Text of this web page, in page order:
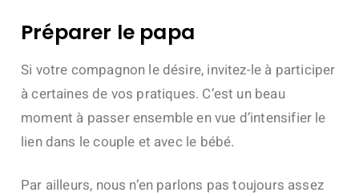
Préparer le papa
Si votre compagnon le désire, invitez-le à participer
à certaines de vos pratiques. C’est un beau
moment à passer ensemble en vue d’intensifier le
lien dans le couple et avec le bébé.
Par ailleurs, nous n’en parlons pas toujours assez